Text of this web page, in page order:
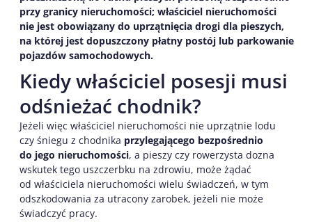
przy granicy nieruchomości; właściciel nieruchomości
nie jest obowiązany do uprzątnięcia drogi dla pieszych,
na której jest dopuszczony płatny postój lub parkowanie
pojazdów samochodowych.
Kiedy właściciel posesji musi
odśnieżać chodnik?
Jeżeli więc właściciel nieruchomości nie uprzątnie lodu
czy śniegu z chodnika przylegającego bezpośrednio
do jego nieruchomości, a pieszy czy rowerzysta dozna
wskutek tego uszczerbku na zdrowiu, może żądać
od właściciela nieruchomości wielu świadczeń, w tym
odszkodowania za utracony zarobek, jeżeli nie może
świadczyć pracy.